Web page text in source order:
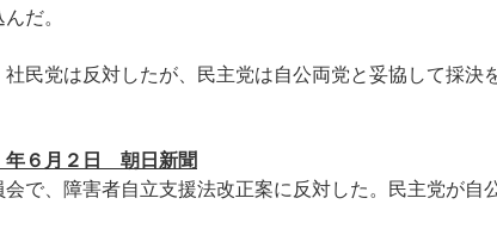
だ。
民党は反対したが、民主党は自公両党と妥協して採決
年６月２日 朝日新聞
で、障害者自立支援法改正案に反対した。民主党が自